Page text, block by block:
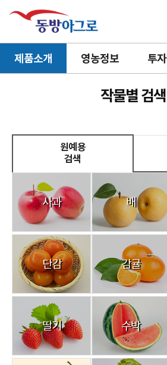
제품소개 영농정보 투
작물별 검색
원예용
검색
사과 배
단감 감귤
딸기 수박